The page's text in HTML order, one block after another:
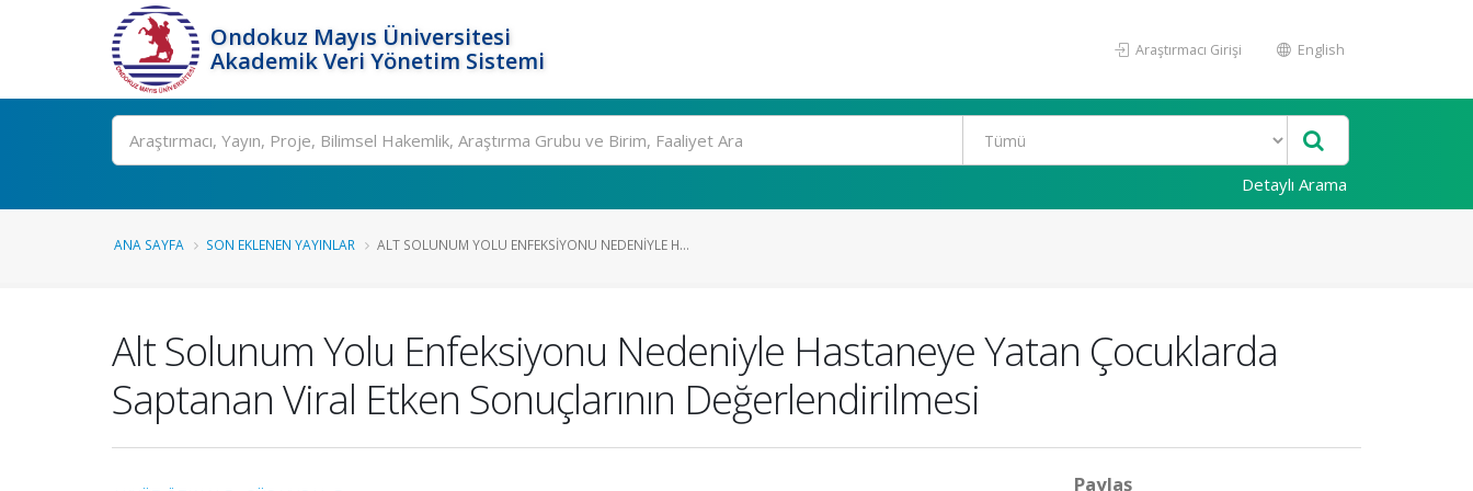
Ondokuz Mayıs Üniversitesi
Akademik Veri Yönetim Sistemi
Araştırmacı Girişi English
Ara
Detaylı Arama
ANA SAYFA SON EKLENEN YAYINLAR ALT SOLUNUM YOLU ENFEKSIYONU NEDENIYLE H...
Alt Solunum Yolu Enfeksiyonu Nedeniyle Hastaneye Yatan Çocuklarda
Saptanan Viral Etken Sonuçlarının Değerlendirilmesi
Paylaş